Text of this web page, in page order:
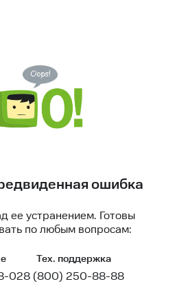
ошибка
ее устранением. Готовы
по любым вопросам:
02
Тех. поддержка
8 (800) 250-88-88